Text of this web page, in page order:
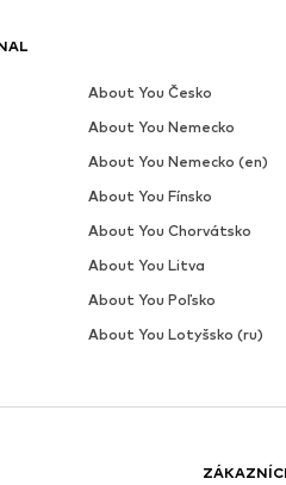
About You Česko
About You Nemecko
About You Nemecko (en)
About You Fínsko
About You Chorvátsko
About You Litva
About You Poľsko
About You Lotyšsko (ru)